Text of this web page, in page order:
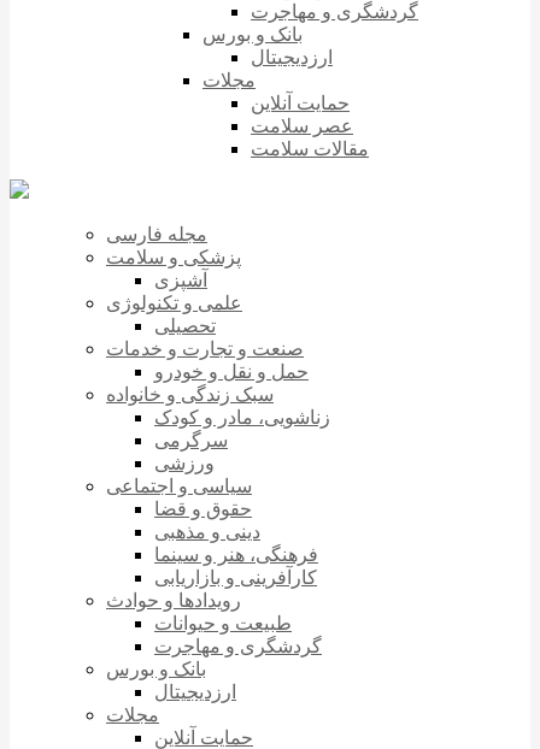
گردشگری و مهاجرت
بانک و بورس
ارزدیجیتال
مجلات
حمایت آنلاین
عصر سلامت
مقالات سلامت
مجله فارسی
پزشکی و سلامت
آشپزی
علمی و تکنولوژی
تحصیلی
صنعت و تجارت و خدمات
حمل و نقل و خودرو
سبک زندگی و خانواده
زناشویی، مادر و کودک
سرگرمی
ورزشی
سیاسی و اجتماعی
حقوق و قضا
دینی و مذهبی
فرهنگی، هنر و سینما
کارآفرینی و بازاریابی
رویدادها و حوادث
طبیعت و حیوانات
گردشگری و مهاجرت
بانک و بورس
ارزدیجیتال
مجلات
حمایت آنلاین